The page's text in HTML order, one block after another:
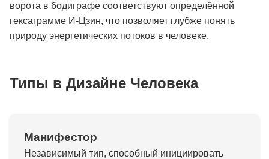
ворота в бодиграфе соответствуют определённой
гексаграмме И-Цзин, что позволяет глубже понять
природу энергетических потоков в человеке.
Типы в Дизайне Человека
Манифестор
Независимый тип, способный инициировать